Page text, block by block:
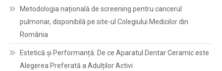
Metodologia națională de screening pentru cancerul
pulmonar, disponibilă pe site-ul Colegiului Medicilor din
România
Estetică și Performanță: De ce Aparatul Dentar Ceramic este
Alegerea Preferată a Adulților Activi